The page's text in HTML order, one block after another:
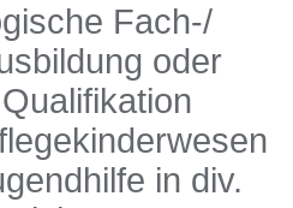
Fach-/
oder
in div.